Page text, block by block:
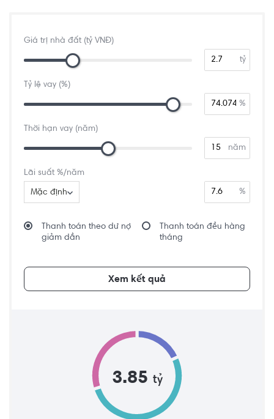
Giá trị nhà đất (tỷ VNĐ)
tỷ
Tỷ lệ vay (%)
%
Thời hạn vay (năm)
năm
Lãi suất %/năm
Mặc định %
Thanh toán theo dư nợ
giảm dần
Thanh toán đều hàng
tháng
Xem kết quả
3.85 tỷ